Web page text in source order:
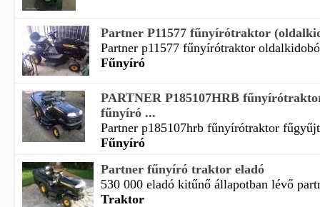
Partner P11577 fűnyírótraktor
Partner p11577 fűnyírótraktor
Fűnyíró
PARTNER P185107HRB
fűnyíró ...
Partner p185107hrb fűnyírótraktor
Fűnyíró
Partner fűnyíró traktor eladó
530 000 eladó kitűnő állapotban lévő
Traktor